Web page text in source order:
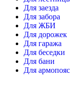
Для заезда
Для забора
Для ЖБИ
Для дорожек
Для гаража
Для беседки
Для бани
Для